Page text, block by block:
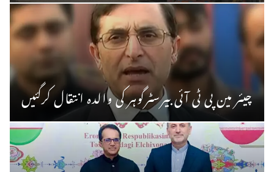
چیئر مین پی ٹی آئی بیرسٹرگوہر کی والدہ انتقال کرگئیں